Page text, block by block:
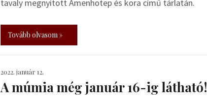
tavaly megnyitott Amenhotep és kora című tárlatán.
Tovább olvasom »
2022. január 12.
A múmia még január 16-ig látható!